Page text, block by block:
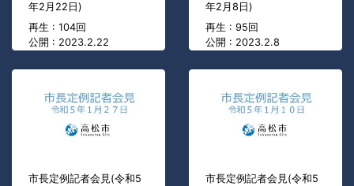
年2月22日)
再生 : 104回
公開 : 2023.2.22
年2月8日)
再生 : 95回
公開 : 2023.2.8
市長定例記者会見(令和5
市長定例記者会見(令和5